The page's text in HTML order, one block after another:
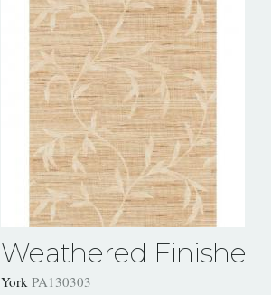
Weathered Finishes
York PA130303